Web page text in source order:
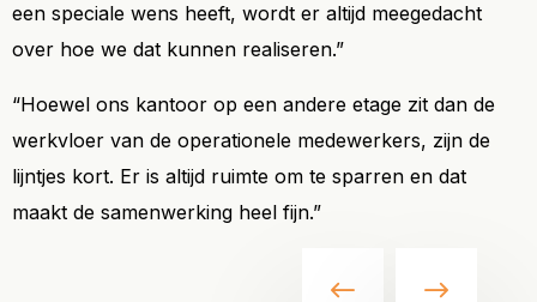
een speciale wens heeft, wordt er altijd meegedacht
over hoe we dat kunnen realiseren.”
“Hoewel ons kantoor op een andere etage zit dan de
werkvloer van de operationele medewerkers, zijn de
lijntjes kort. Er is altijd ruimte om te sparren en dat
maakt de samenwerking heel fijn.”